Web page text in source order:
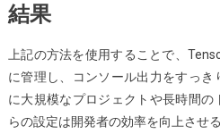
結果
上記の方法を使用することで、
に管理し、コンソール出力をすっ
に大規模なプロジェクトや長時間
らの設定は開発者の効率を向上させ